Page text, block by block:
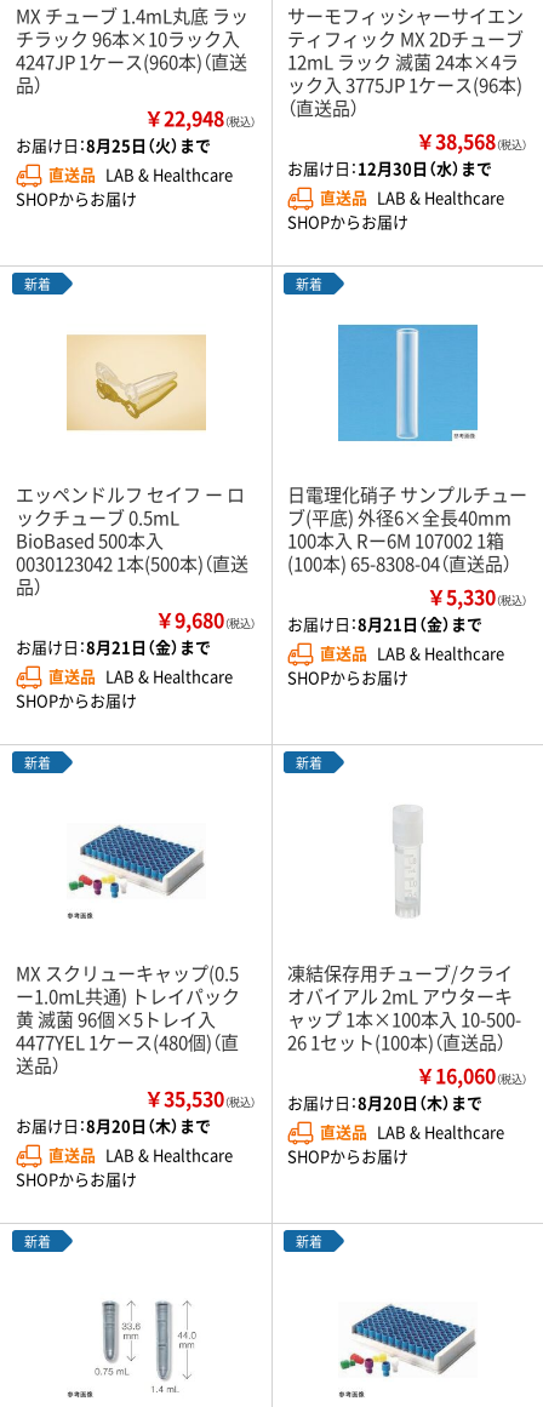
MX チューブ 1.4mL丸底 ラッ
チラック 96本×10ラック入
4247JP 1ケース(960本)（直送
品）
￥22,948（税込）
お届け日：8月25日（火）まで
直送品 LAB & Healthcare
SHOPからお届け
サーモフィッシャーサイエン
ティフィック MX 2Dチューブ
12mL ラック 滅菌 24本×4ラ
ック入 3775JP 1ケース(96本)
（直送品）
￥38,568（税込）
お届け日：12月30日（水）まで
直送品 LAB & Healthcare
SHOPからお届け
新着
エッペンドルフ セイフ ー ロ
ックチューブ 0.5mL
BioBased 500本入
0030123042 1本(500本)（直送
品）
￥9,680（税込）
お届け日：8月21日（金）まで
直送品 LAB & Healthcare
SHOPからお届け
新着
日電理化硝子 サンプルチュー
ブ(平底) 外径6×全長40mm
100本入 Rー6M 107002 1箱
(100本) 65-8308-04（直送品）
￥5,330（税込）
お届け日：8月21日（金）まで
直送品 LAB & Healthcare
SHOPからお届け
新着
MX スクリューキャップ(0.5
ー1.0mL共通) トレイパック
黄 滅菌 96個×5トレイ入
4477YEL 1ケース(480個)（直
送品）
￥35,530（税込）
お届け日：8月20日（木）まで
直送品 LAB & Healthcare
SHOPからお届け
新着
凍結保存用チューブ/クライ
オバイアル 2mL アウターキ
ャップ 1本×100本入 10-500-
26 1セット(100本)（直送品）
￥16,060（税込）
お届け日：8月20日（木）まで
直送品 LAB & Healthcare
SHOPからお届け
新着 新着